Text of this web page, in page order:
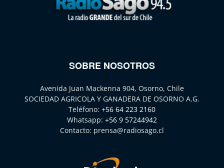
SOBRE NOSOTROS
Avenida Juan Mackenna 904, Osorno, Chile
SOCIEDAD AGRICOLA Y GANADERA DE OSORNO A.G.
Teléfono: +56 64 223 2160
Whatsapp: +56 9 57244942
Contacto: prensa@radiosago.cl